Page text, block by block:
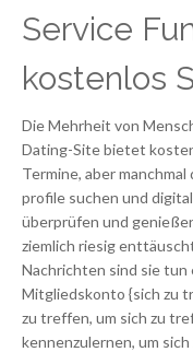
Service
kostenlos
Die Mehrheit von
Dating-Site bietet
Termine, aber
profile suchen und
überprüfen und
ziemlich riesig
Nachrichten sind sie tun
Mitgliedskonto {sich zu
zu treffen, um sich zu
kennenzulernen, um